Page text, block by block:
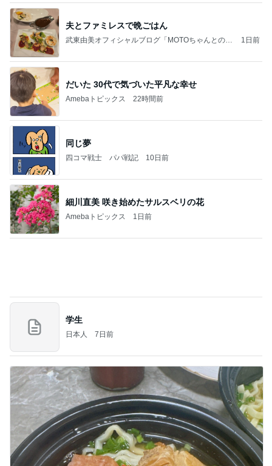
夫とファミレスで晩ごはん
武東由美オフィシャルブログ「MOTOちゃんとのは
1日前
だいた 30代で気づいた平凡な幸せ
Amebaトピックス 22時間前
同じ夢
四コマ戦士 パパ戦記 10日前
細川直美 咲き始めたサルスベリの花
Amebaトピックス 1日前
学生
日本人 7日前